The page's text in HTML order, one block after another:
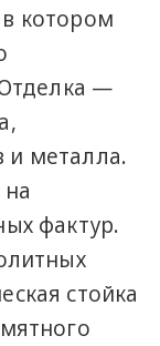
котором
—
и металла.
фактур.
стойка